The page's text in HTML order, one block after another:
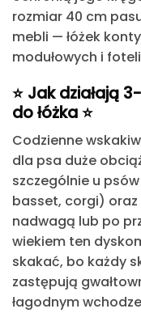
rozmiar 40 cm
mebli — łóżek
modułowych i
⭐️ Jak działają
do łóżka⭐️
Codzienne
dla psa duże
szczególnie u
basset, corgi) oraz
nadwagą lub po
wiekiem ten
skakać, bo każdy
zastępują
łagodnym